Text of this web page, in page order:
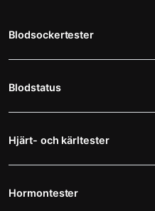
Blodsockertester
Blodstatus
Hjärt- och kärltester
Hormontester